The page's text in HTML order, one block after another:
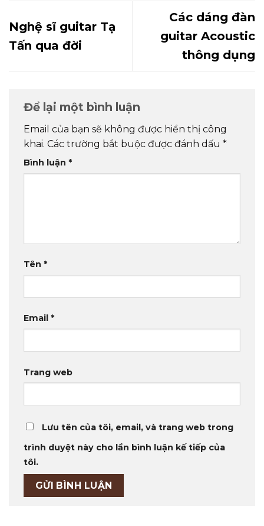
Nghệ sĩ guitar Tạ
Tấn qua đời
Các dáng đàn
guitar Acoustic
thông dụng
Để lại một bình luận
Email của bạn sẽ không được hiển thị công
khai. Các trường bắt buộc được đánh dấu *
Bình luận *
Tên *
Email *
Trang web
Lưu tên của tôi, email, và trang web trong
trình duyệt này cho lần bình luận kế tiếp của
tôi.